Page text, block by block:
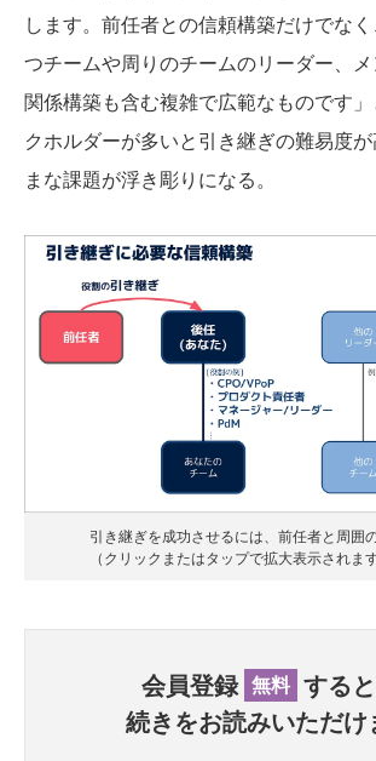
します。前任者との信頼構築だけでな
つチームや周りのチームのリーダー、
関係構築も含む複雑で広範なものです
クホルダーが多いと引き継ぎの難易度
まな課題が浮き彫りになる。
引き継ぎを成功させるには、前任者と周囲
（クリックまたはタップで拡大表示されま
会員登録 無料 すると
続きをお読みいただけ